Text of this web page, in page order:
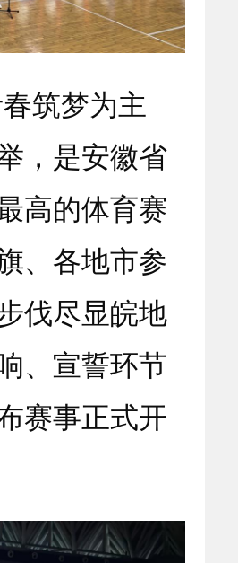
筑梦为主
，是安徽省
高的体育赛
、各地市参
伐尽显皖地
、宣誓环节
赛事正式开